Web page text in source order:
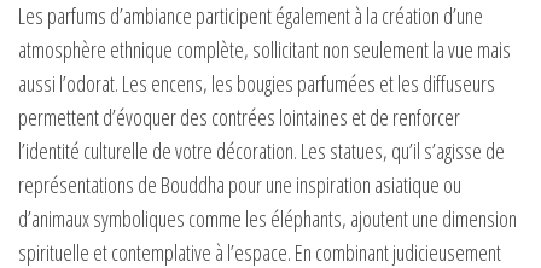
Les parfums d’ambiance participent également à la création d’une
atmosphère ethnique complète, sollicitant non seulement la vue mais
aussi l’odorat. Les encens, les bougies parfumées et les diffuseurs
permettent d’évoquer des contrées lointaines et de renforcer
l’identité culturelle de votre décoration. Les statues, qu’il s’agisse de
représentations de Bouddha pour une inspiration asiatique ou
d’animaux symboliques comme les éléphants, ajoutent une dimension
spirituelle et contemplative à l’espace. En combinant judicieusement